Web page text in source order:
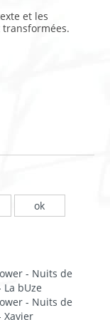
et les
- Nuits de
La bUze
- Nuits de
Xavier